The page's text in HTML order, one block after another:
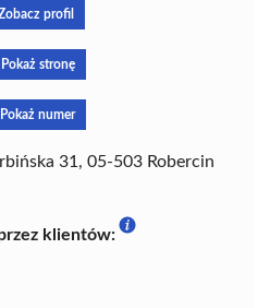
profil
Pokaż stronę
Pokaż numer
31, 05-503 Robercin
klientów: